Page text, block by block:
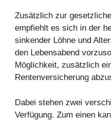
Zusätzlich zur
empfiehlt es sich in der
sinkender Löhne und
den Lebensabend
Möglichkeit, zusätzlich
Rentenversicherung
Dabei stehen zwei
Verfügung. Zum einen